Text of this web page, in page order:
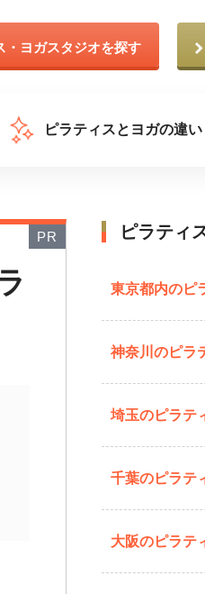
・ヨガスタジオを探す
ピラティスとヨガの違い
PR ピラティ
東京都内のピ
神奈川のピラ
埼玉のピラテ
千葉のピラテ
大阪のピラテ